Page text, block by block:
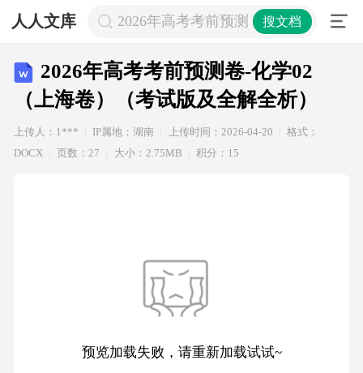
人人文库 2026年高考考前预测卷-化学02（上
搜文档
2026年高考考前预测卷-化学02
（上海卷）（考试版及全解全析）
上传人：1*** IP属地：湖南 上传时间：2026-04-20
格式：
DOCX
页数：27 大小：2.75MB 积分：15
预览加载失败，请重新加载试试~